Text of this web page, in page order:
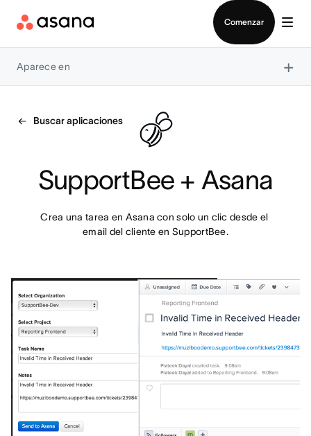
Comenzar
Aparece en ×
Buscar aplicaciones
SupportBee + Asana
Crea una tarea en Asana con solo un clic desde el
email del cliente en SupportBee.